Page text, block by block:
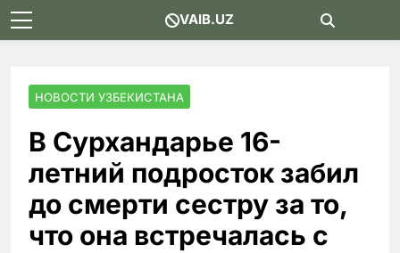
Skip
to
VAIB.UZ
НОВОСТИ УЗБЕКИСТАНА
В Сурхандарье 16-
летний подросток забил
до смерти сестру за то,
что она встречалась с